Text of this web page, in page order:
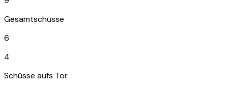
Gesamtschüsse
6
4
Schüsse aufs Tor